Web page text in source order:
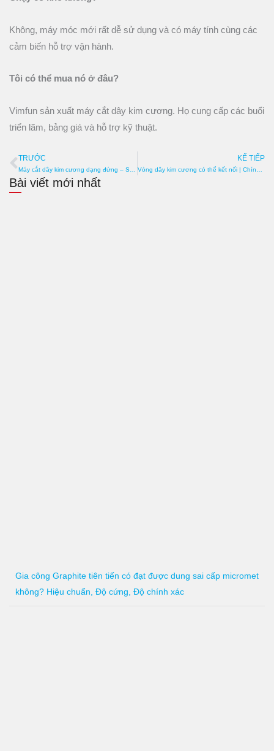
Không, máy móc mới rất dễ sử dụng và có máy tính cùng các
cảm biến hỗ trợ vận hành.
Tôi có thể mua nó ở đâu?
Vimfun sản xuất máy cắt dây kim cương. Họ cung cấp các buổi
triển lãm, bảng giá và hỗ trợ kỹ thuật.
Trước đó
TRƯỚC KẾ TIẾP
Bài viết mới nhất
Gia công Graphite tiên tiến có đạt được dung sai cấp micromet
không? Hiệu chuẩn, Độ cứng, Độ chính xác